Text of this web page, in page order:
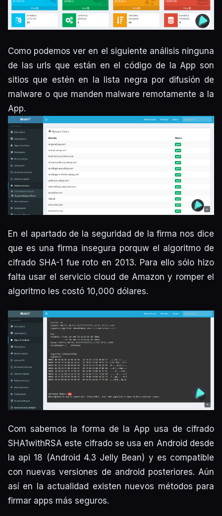
Como podemos ver en el siguiente análisis ninguna
de las urls que están en el código de la App son
sitios que estén en la lista negra por difusión de
malware o que manden malware remotamente a la
App.
En el apartado de la seguridad de la firma nos dice
que es una firma insegura porquw el algoritmo de
cifrado SHA-1 fue roto en 2013. Para ello sólo hizo
falta usar el servicio cloud de Amazon y romper el
algoritmo les costó 10,000 dólares.
Com sabemos la forma de la App usa de cifrado
SHA1withRSA este cifrado se usa en Android desde
la api 18 (Android 4.3 Jelly Bean) y es compatible
con nuevas versiones de android posteriores. Aún
así en la actualidad existen nuevos métodos para
firmar apps más seguros.